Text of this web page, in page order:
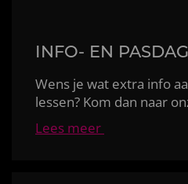
INFO- EN
Wens je wat extra info
lessen? Kom dan naar
Lees meer